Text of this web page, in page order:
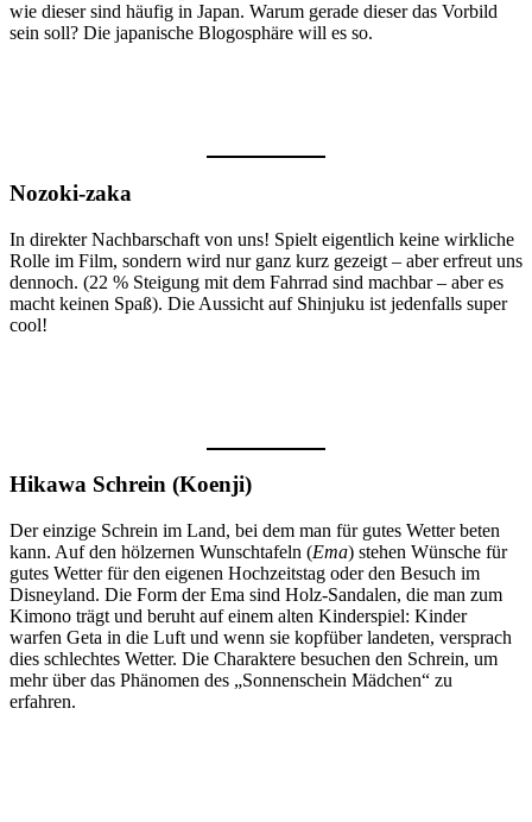
wie dieser sind häufig in Japan. Warum gerade dieser das Vorbild
sein soll? Die japanische Blogosphäre will es so.
Nozoki-zaka
In direkter Nachbarschaft von uns! Spielt eigentlich keine wirkliche
Rolle im Film, sondern wird nur ganz kurz gezeigt – aber erfreut uns
dennoch. (22 % Steigung mit dem Fahrrad sind machbar – aber es
macht keinen Spaß). Die Aussicht auf Shinjuku ist jedenfalls super
cool!
Hikawa Schrein (Koenji)
Der einzige Schrein im Land, bei dem man für gutes Wetter beten
kann. Auf den hölzernen Wunschtafeln (Ema) stehen Wünsche für
gutes Wetter für den eigenen Hochzeitstag oder den Besuch im
Disneyland. Die Form der Ema sind Holz-Sandalen, die man zum
Kimono trägt und beruht auf einem alten Kinderspiel: Kinder
warfen Geta in die Luft und wenn sie kopfüber landeten, versprach
dies schlechtes Wetter. Die Charaktere besuchen den Schrein, um
mehr über das Phänomen des „Sonnenschein Mädchen“ zu
erfahren.